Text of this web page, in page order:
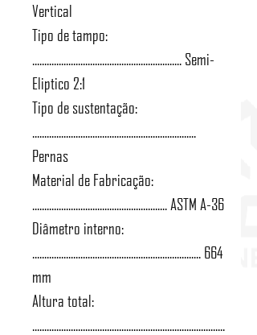
Vertical
Tipo de tampo:
.............................................................. Semi-
Eliptico 2:1
Tipo de sustentação:
....................................................................
Pernas
Material de Fabricação:
........................................................ ASTM A-36
Diâmetro interno:
...................................................................... 664
mm
Altura total:
................................................................................